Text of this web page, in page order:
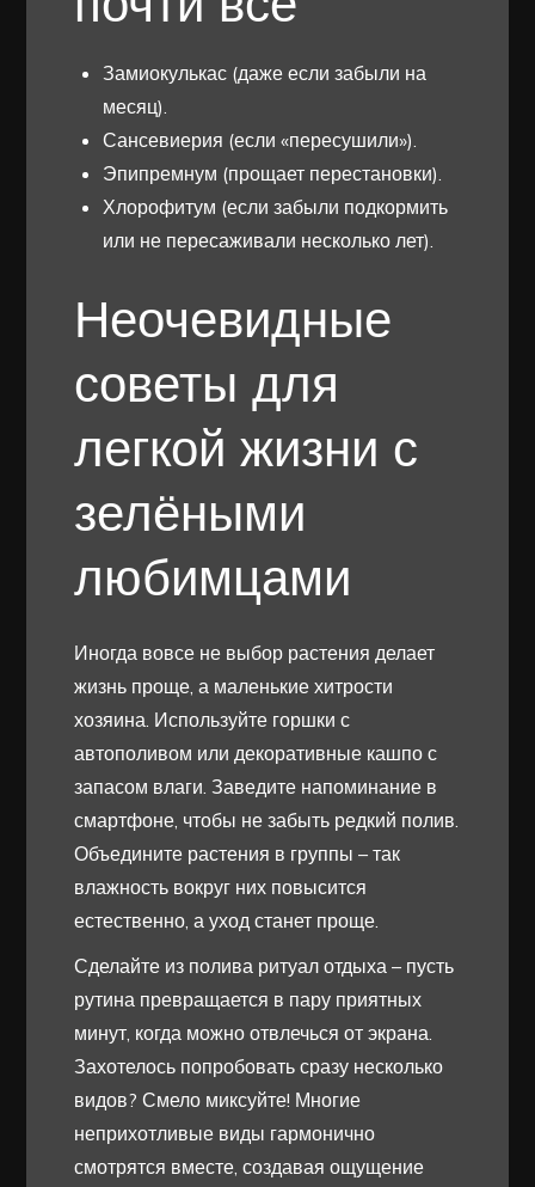
Замиокулькас (даже если забыли на
месяц).
Сансевиерия (если «пересушили»).
Эпипремнум (прощает перестановки).
Хлорофитум (если забыли подкормить
или не пересаживали несколько лет).
Неочевидные
советы для
легкой жизни с
зелёными
любимцами
Иногда вовсе не выбор растения делает
жизнь проще, а маленькие хитрости
хозяина. Используйте горшки с
автополивом или декоративные кашпо с
запасом влаги. Заведите напоминание в
смартфоне, чтобы не забыть редкий полив.
Объедините растения в группы – так
влажность вокруг них повысится
естественно, а уход станет проще.
Сделайте из полива ритуал отдыха – пусть
рутина превращается в пару приятных
минут, когда можно отвлечься от экрана.
Захотелось попробовать сразу несколько
видов? Смело миксуйте! Многие
неприхотливые виды гармонично
смотрятся вместе, создавая ощущение